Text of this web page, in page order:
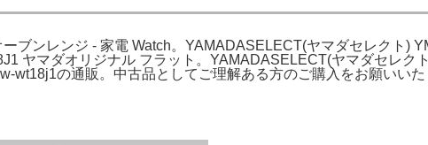
ブンレンジ - 家電 Watch。YAMADASELECT(ヤマダセレクト)
ヤマダオリジナル フラット。YAMADASELECT(ヤマダセレ
wt18j1の通販。中古品としてご理解ある方のご購入をお願いい